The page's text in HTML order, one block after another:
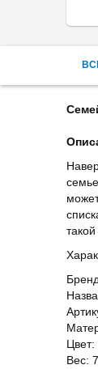
Цвет:
Вес: